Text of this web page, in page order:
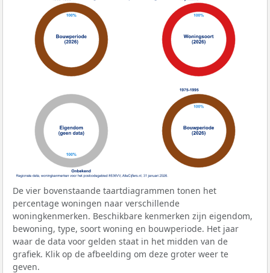
De vier bovenstaande taartdiagrammen tonen het
percentage woningen naar verschillende
woningkenmerken. Beschikbare kenmerken zijn eigendom,
bewoning, type, soort woning en bouwperiode. Het jaar
waar de data voor gelden staat in het midden van de
grafiek. Klik op de afbeelding om deze groter weer te
geven.